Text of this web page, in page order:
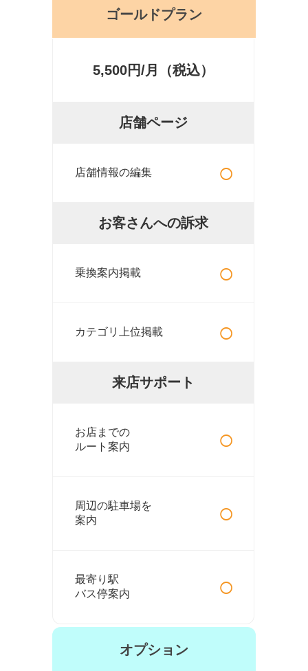
ゴールドプラン
5,500円/月（税込）
店舗ページ
店舗情報の編集 ○
お客さんへの訴求
乗換案内掲載 ○
カテゴリ上位掲載 ○
来店サポート
お店までの
ルート案内
○
周辺の駐車場を
案内
○
最寄り駅
バス停案内
○
オプション